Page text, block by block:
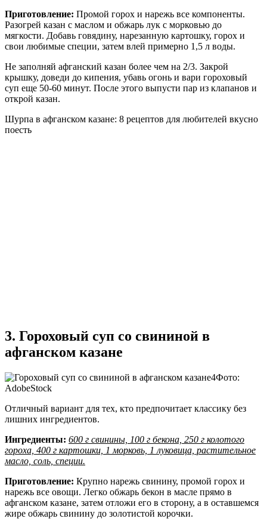
Приготовление: Промой горох и нарежь все компоненты.
Разогрей казан с маслом и обжарь лук с морковью до
мягкости. Добавь говядину, нарезанную картошку, горох и
свои любимые специи, затем влей примерно 1,5 л воды.
Не заполняй афганский казан более чем на 2/3. Закрой
крышку, доведи до кипения, убавь огонь и вари гороховый
суп еще 50-60 минут. После этого выпусти пар из клапанов и
открой казан.
Шурпа в афганском казане: 8 рецептов для любителей вкусно
поесть
3. Гороховый суп со свининой в
афганском казане
Фото:
AdobeStock
Отличный вариант для тех, кто предпочитает классику без
лишних ингредиентов.
Ингредиенты: 600 г свинины, 100 г бекона, 250 г колотого
гороха, 400 г картошки, 1 морковь, 1 луковица, растительное
масло, соль, специи.
Приготовление: Крупно нарежь свинину, промой горох и
нарежь все овощи. Легко обжарь бекон в масле прямо в
афганском казане, затем отложи его в сторону, а в оставшемся
жире обжарь свинину до золотистой корочки.